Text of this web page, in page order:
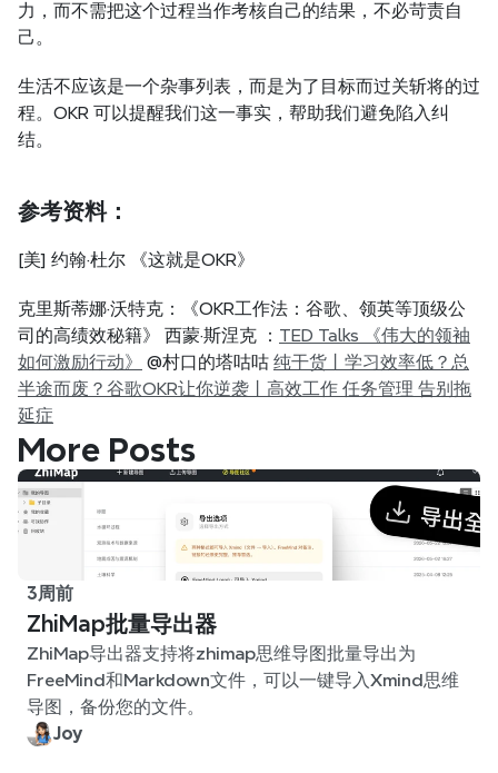
力，而不需把这个过程当作考核自己的结果，不必苛责自
己。
生活不应该是一个杂事列表，而是为了目标而过关斩将的过
程。OKR 可以提醒我们这一事实，帮助我们避免陷入纠
结。
参考资料：
[美] 约翰·杜尔 《这就是OKR》
克里斯蒂娜·沃特克：《OKR工作法：谷歌、领英等顶级公
司的高绩效秘籍》 西蒙·斯涅克 ： TED Talks 《伟大的领袖
如何激励行动》
@村口的塔咕咕 纯干货丨学习效率低？总
半途而废？谷歌OKR让你逆袭丨高效工作 任务管理 告别拖
延症
More Posts
3周前
ZhiMap批量导出器
ZhiMap导出器支持将zhimap思维导图批量导出为
FreeMind和Markdown文件，可以一键导入Xmind思维
导图，备份您的文件。
Joy